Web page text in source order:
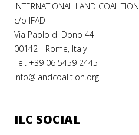
INTERNATIONAL LAND COALITION
c/o IFAD
Via Paolo di Dono 44
00142 - Rome, Italy
Tel. +39 06 5459 2445
info@landcoalition.org
ILC SOCIAL